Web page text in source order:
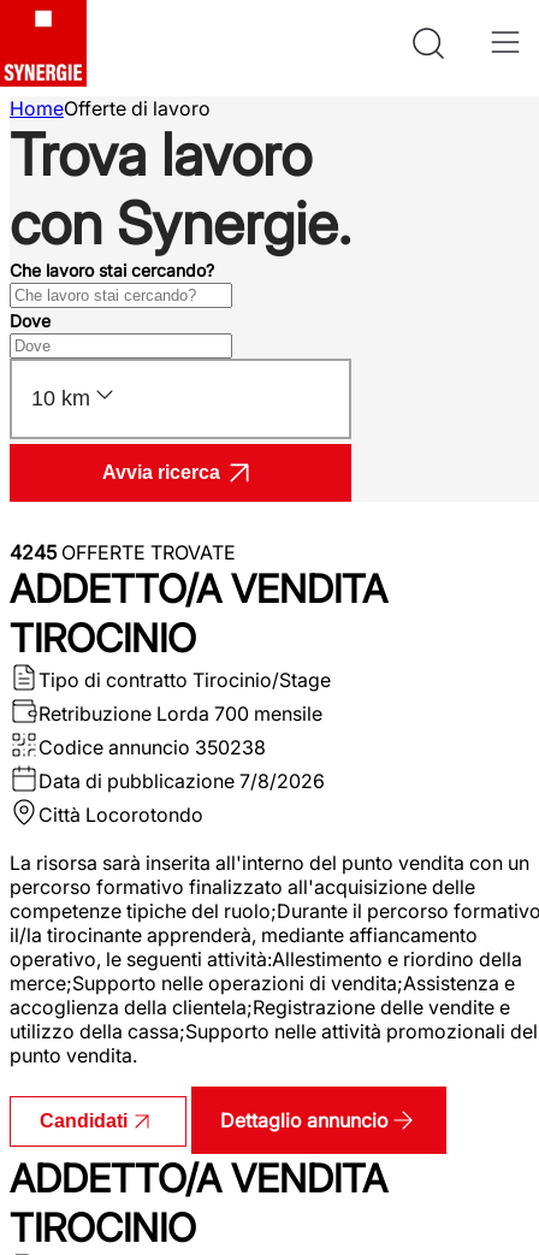
HomeOfferte di lavoro
Trova lavoro
con Synergie.
Che lavoro stai cercando?
Dove
10 km
Avvia ricerca
4245OFFERTE TROVATE
ADDETTO/A VENDITA
TIROCINIO
Tipo di contratto Tirocinio/Stage
Retribuzione Lorda 700 mensile
Codice annuncio 350238
Data di pubblicazione 7/8/2026
Città Locorotondo
La risorsa sarà inserita all'interno del punto vendita con un
percorso formativo finalizzato all'acquisizione delle
competenze tipiche del ruolo;Durante il percorso
il/la tirocinante apprenderà, mediante affiancamento
operativo, le seguenti attività:Allestimento e riordino della
merce;Supporto nelle operazioni di vendita;Assistenza e
accoglienza della clientela;Registrazione delle vendite e
utilizzo della cassa;Supporto nelle attività promozionali del
punto vendita.
Candidati Dettaglio annuncio
ADDETTO/A VENDITA
TIROCINIO